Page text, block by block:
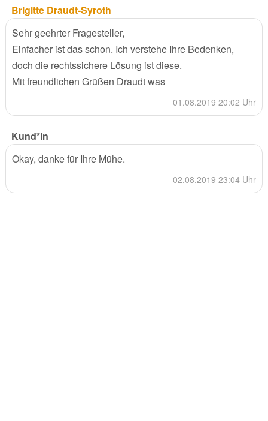
Brigitte Draudt-Syroth
Sehr geehrter Fragesteller,
Einfacher ist das schon. Ich verstehe Ihre Bedenken,
doch die rechtssichere Lösung ist diese.
Mit freundlichen Grüßen Draudt was
01.08.2019 20:02 Uhr
Kund*in
Okay, danke für Ihre Mühe.
02.08.2019 23:04 Uhr